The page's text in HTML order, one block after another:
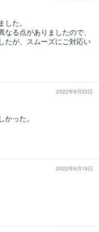
た。
る点がありましたので、
たが、スムーズにご対応い
2022年9月22日
った。
2022年6月16日